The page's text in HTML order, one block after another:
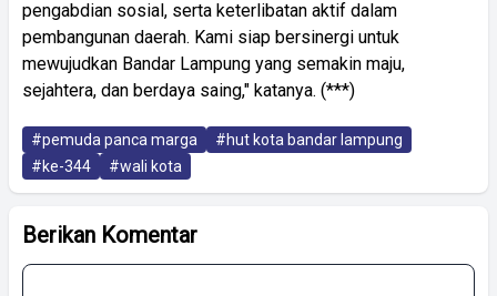
pengabdian sosial, serta keterlibatan aktif dalam
pembangunan daerah. Kami siap bersinergi untuk
mewujudkan Bandar Lampung yang semakin maju,
sejahtera, dan berdaya saing," katanya. (***)
#pemuda panca marga
#hut kota bandar lampung
#ke-344
#wali kota
Berikan Komentar